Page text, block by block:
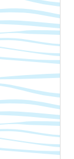
t
e
n